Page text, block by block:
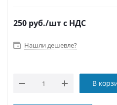
250 руб./штс НДС
Нашли дешевле?
В